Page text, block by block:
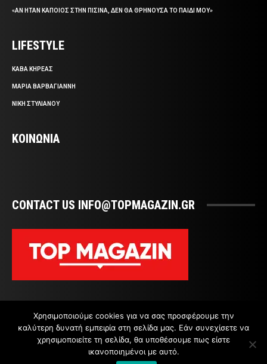
«ΑΝ ΗΤΑΝ ΚΑΠΟΙΟΣ ΣΤΗΝ ΠΙΣΙΝΑ, ΔΕΝ ΘΑ ΘΡΗΝΟΥΣΑ ΤΟ ΠΑΙΔΙ ΜΟΥ»
LIFESTYLE
ΚΑΒΑ ΚΗΡΕΑΣ
ΜΑΡΙΑ ΒΑΡΒΑΓΙΑΝΝΗ
ΝΙΚΗ ΣΤΥΛΙΑΝΟΥ
ΚΟΙΝΩΝΙΑ
CONTACT US INFO@TOPMAGAZIN.GR
Χρησιμοποιούμε cookies για να σας προσφέρουμε την
καλύτερη δυνατή εμπειρία στη σελίδα μας. Εάν συνεχίσετε να
χρησιμοποιείτε τη σελίδα, θα υποθέσουμε πως είστε
ικανοποιημένοι με αυτό.